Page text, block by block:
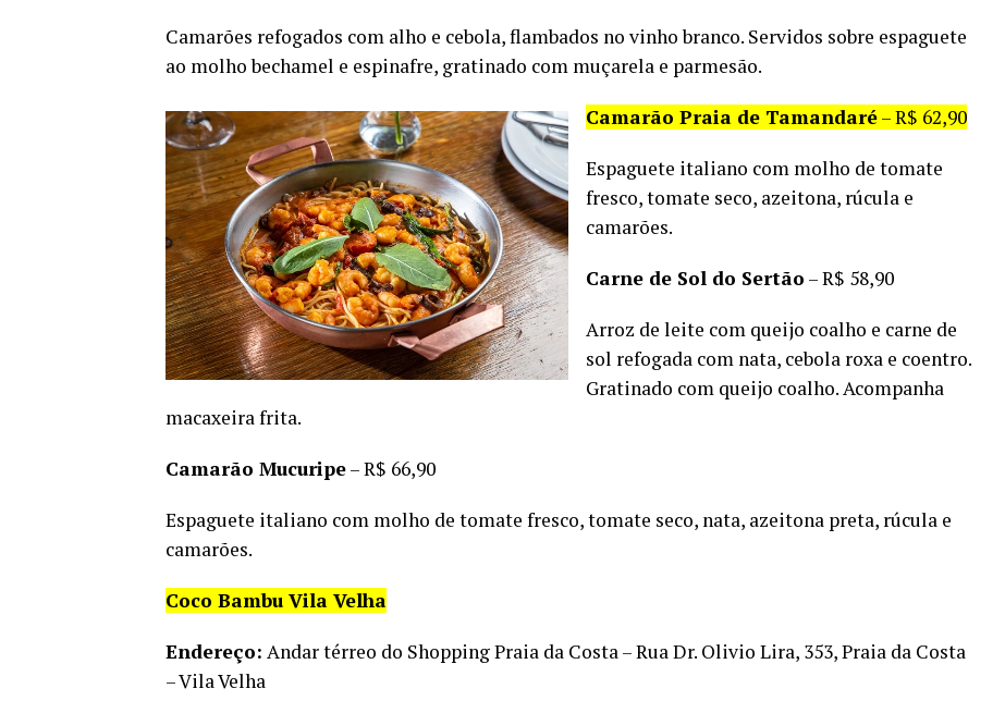
Camarões refogados com alho e cebola, flambados no vinho branco. Servidos sobre espaguete
ao molho bechamel e espinafre, gratinado com muçarela e parmesão.
Camarão Praia de Tamandaré– R$ 62,90
Espaguete italiano com molho de tomate
fresco, tomate seco, azeitona, rúcula e
camarões.
Carne de Sol do Sertão – R$ 58,90
Arroz de leite com queijo coalho e carne de
sol refogada com nata, cebola roxa e coentro.
Gratinado com queijo coalho. Acompanha
macaxeira frita.
Camarão Mucuripe– R$ 66,90
Espaguete italiano com molho de tomate fresco, tomate seco, nata, azeitona preta, rúcula e
camarões.
Coco Bambu Vila Velha
Endereço: Andar térreo do Shopping Praia da Costa – Rua Dr. Olivio Lira, 353, Praia da Costa
– Vila Velha